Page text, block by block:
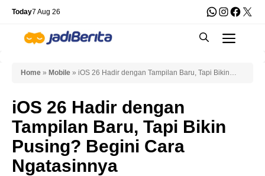
Skip
content
Today7 Aug 26 WhatsApp
X
Home » Mobile » iOS 26 Hadir dengan Tampilan Baru, Tapi Bikin
iOS 26 Hadir dengan
Tampilan Baru, Tapi Bikin
Pusing? Begini Cara
Ngatasinnya